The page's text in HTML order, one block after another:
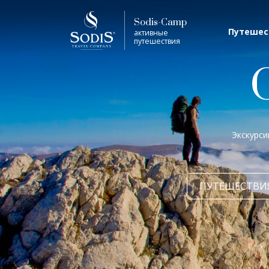
Sodis-Camp
активные
путешествия
Фильтр
Трофей (охота, рыбалка)
7 дней